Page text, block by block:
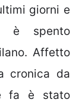
giorni e
è spento
Affetto
cronica da
fa è stato